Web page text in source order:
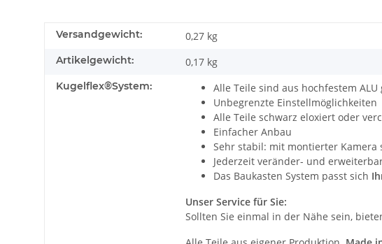
Versandgewicht: 0,27 kg
Artikelgewicht: 0,17 kg
Kugelflex®System:
Alle Teile sind aus hochfestem
Unbegrenzte Einstellmöglichkeiten
Alle Teile schwarz eloxiert oder
Einfacher Anbau
Sehr stabil: mit montierter Kamera
Jederzeit veränder- und
Das Baukasten System passt sich
Unser Service für Sie:
Sollten Sie einmal in der Nähe sein,